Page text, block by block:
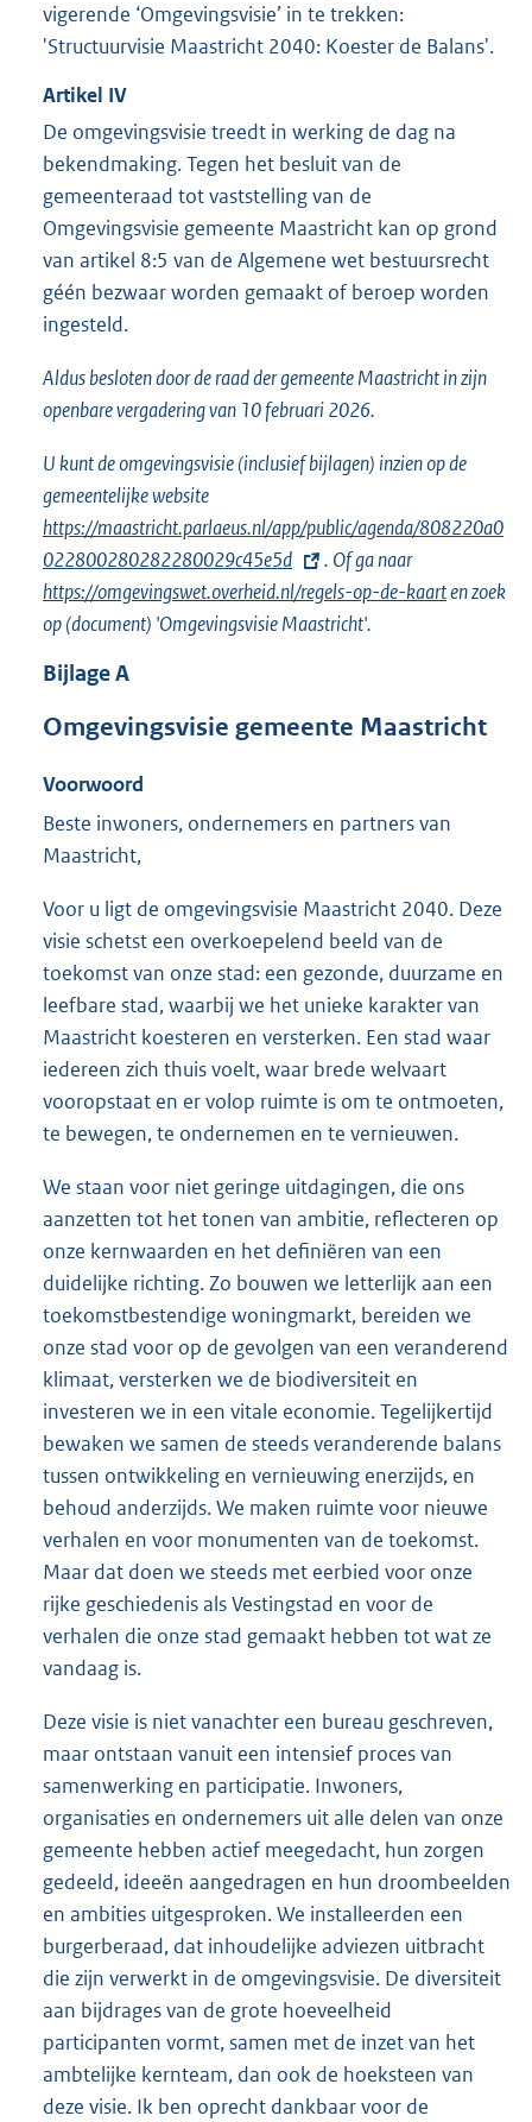
vigerende ‘Omgevingsvisie’ in te trekken:
'Structuurvisie Maastricht 2040: Koester de Balans'.
Artikel IV
De omgevingsvisie treedt in werking de dag na
bekendmaking. Tegen het besluit van de
gemeenteraad tot vaststelling van de
Omgevingsvisie gemeente Maastricht kan op grond
van artikel 8:5 van de Algemene wet bestuursrecht
géén bezwaar worden gemaakt of beroep worden
ingesteld.
Aldus besloten door de raad der gemeente Maastricht in zijn
openbare vergadering van 10 februari 2026.
U kunt de omgevingsvisie (inclusief bijlagen) inzien op de
gemeentelijke website
x
t
e
r
l
k
https://maastricht.parlaeus.nl/app/public/agenda/808220a0
022800280282280029c45e5d
. Of ga naar
https://omgevingswet.overheid.nl/regels-op-de-kaarten zoek
op (document) 'Omgevingsvisie Maastricht'.
BijlageA
Omgevingsvisie gemeente Maastricht
Voorwoord
Beste inwoners, ondernemers en partners van
Maastricht,
Voor u ligt de omgevingsvisie Maastricht 2040. Deze
visie schetst een overkoepelend beeld van de
toekomst van onze stad: een gezonde, duurzame en
leefbare stad, waarbij we het unieke karakter van
Maastricht koesteren en versterken. Een stad waar
iedereen zich thuis voelt, waar brede welvaart
vooropstaat en er volop ruimte is om te ontmoeten,
te bewegen, te ondernemen en te vernieuwen.
We staan voor niet geringe uitdagingen, die ons
aanzetten tot het tonen van ambitie, reflecteren op
onze kernwaarden en het definiëren van een
duidelijke richting. Zo bouwen we letterlijk aan een
toekomstbestendige woningmarkt, bereiden we
onze stad voor op de gevolgen van een veranderend
klimaat, versterken we de biodiversiteit en
investeren we in een vitale economie. Tegelijkertijd
bewaken we samen de steeds veranderende balans
tussen ontwikkeling en vernieuwing enerzijds, en
behoud anderzijds. We maken ruimte voor nieuwe
verhalen en voor monumenten van de toekomst.
Maar dat doen we steeds met eerbied voor onze
rijke geschiedenis als Vestingstad en voor de
verhalen die onze stad gemaakt hebben tot wat ze
vandaag is.
Deze visie is niet vanachter een bureau geschreven,
maar ontstaan vanuit een intensief proces van
samenwerking en participatie. Inwoners,
organisaties en ondernemers uit alle delen van onze
gemeente hebben actief meegedacht, hun zorgen
gedeeld, ideeën aangedragen en hun droombeelden
en ambities uitgesproken. We installeerden een
burgerberaad, dat inhoudelijke adviezen uitbracht
die zijn verwerkt in de omgevingsvisie. De diversiteit
aan bijdrages van de grote hoeveelheid
participanten vormt, samen met de inzet van het
ambtelijke kernteam, dan ook de hoeksteen van
deze visie. Ik ben oprecht dankbaar voor de